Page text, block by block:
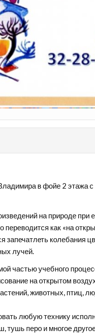
в фойе 2 этажа
на природе при
переводится как «на
запечатлеть колебания
лучей.
частью учебного
на открытом
животных, птиц,
любую технику
тушь перо и многое